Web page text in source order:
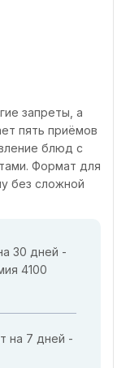
запреты, а
пять приёмов
блюд с
Формат для
без сложной
30 дней -
4100
на 7 дней -